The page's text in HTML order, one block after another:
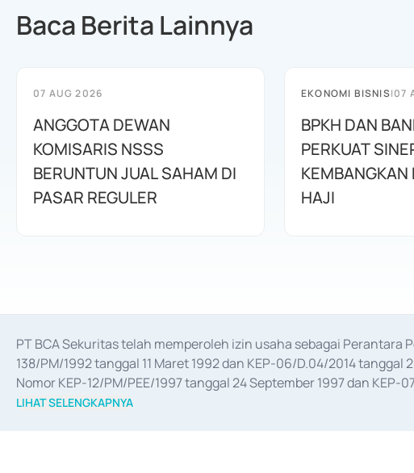
Baca Berita Lainnya
07 AUG 2026
ANGGOTA DEWAN
KOMISARIS NSSS
BERUNTUN JUAL SAHAM DI
PASAR REGULER
EKONOMI BISNIS|07
BPKH DAN
PERKUAT
KEMBANGKAN
HAJI
PT BCA Sekuritas telah memperoleh izin usaha sebagai Perantara
138/PM/1992 tanggal 11 Maret 1992 dan KEP-06/D.04/2014
Nomor KEP-12/PM/PEE/1997 tanggal 24 September 1997 dan
merger, akuisisi, divestasi, dan
LIHAT SELENGKAPNYA